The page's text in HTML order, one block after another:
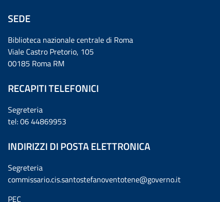
SEDE
Biblioteca nazionale centrale di Roma
Viale Castro Pretorio, 105
00185 Roma RM
RECAPITI TELEFONICI
Segreteria
tel: 06 44869953
INDIRIZZI DI POSTA ELETTRONICA
Segreteria
commissario.cis.santostefanoventotene@governo.it
PEC